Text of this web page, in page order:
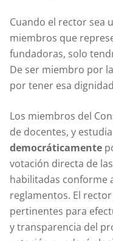
Cuando el rector sea
miembros que
fundadoras, solo
De ser miembro por
por tener esa
Los miembros del
de docentes, y
democráticamente
votación directa de
habilitadas conforme
reglamentos. El
pertinentes para
y transparencia del